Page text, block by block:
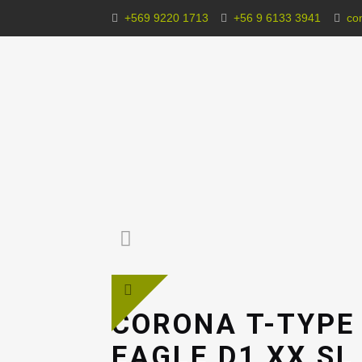
+569 9220 1713 +56 9 6133 3941
CORONA T-TYPE